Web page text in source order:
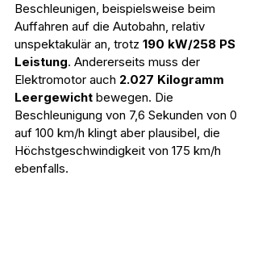
Beschleunigen, beispielsweise beim
Auffahren auf die Autobahn, relativ
unspektakulär an, trotz 190 kW/258 PS
Leistung. Andererseits muss der
Elektromotor auch 2.027 Kilogramm
Leergewicht bewegen. Die
Beschleunigung von 7,6 Sekunden von 0
auf 100 km/h klingt aber plausibel, die
Höchstgeschwindigkeit von 175 km/h
ebenfalls.